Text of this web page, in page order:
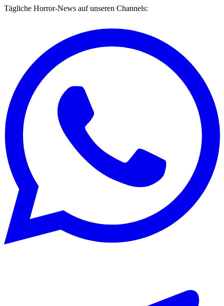
Tägliche Horror-News auf unseren Channels: